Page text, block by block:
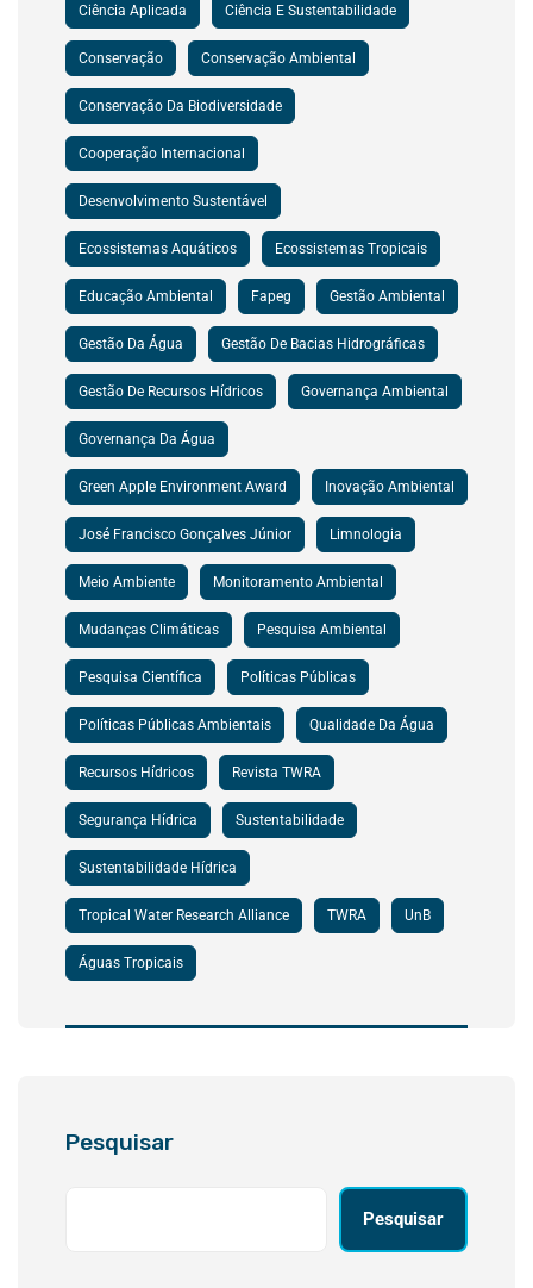
Ciência Aplicada Ciência E Sustentabilidade
Conservação Conservação Ambiental
Conservação Da Biodiversidade
Cooperação Internacional
Desenvolvimento Sustentável
Ecossistemas Aquáticos Ecossistemas Tropicais
Educação Ambiental Fapeg Gestão Ambiental
Gestão Da Água Gestão De Bacias Hidrográficas
Gestão De Recursos Hídricos Governança Ambiental
Governança Da Água
Green Apple Environment Award Inovação Ambiental
José Francisco Gonçalves Júnior Limnologia
Meio Ambiente Monitoramento Ambiental
Mudanças Climáticas Pesquisa Ambiental
Pesquisa Científica Políticas Públicas
Políticas Públicas Ambientais Qualidade Da Água
Recursos Hídricos Revista TWRA
Segurança Hídrica Sustentabilidade
Sustentabilidade Hídrica
Tropical Water Research Alliance TWRA UnB
Águas Tropicais
Pesquisar
Pesquisar